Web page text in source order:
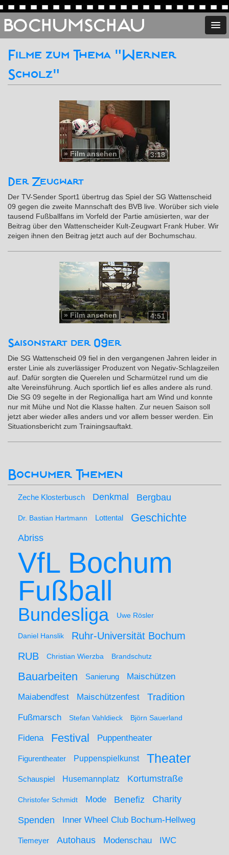
BOCHUMSCHAU
Filme zum Thema "Werner
Scholz"
3:18
» Film ansehen
Der Zeugwart
Der TV-Sender Sport1 übertrug das Spiel der SG Wattenscheid
09 gegen die zweite Mannschaft des BVB live. Worüber sich viele
tausend Fußballfans im Vorfeld der Partie amüsierten, war der
Beitrag über den Wattenscheider Kult-Zeugwart Frank Huber. Wir
zeigen ihnen den Beitrag jetzt auch auf der Bochumschau.
4:51
» Film ansehen
Saisonstart der 09er
Die SG Wattenscheid 09 fiel in den vergangenen Jahren leider in
erster Linie als zuverlässiger Produzent von Negativ-Schlagzeilen
auf. Dafür sorgten die Querelen und Scharmützel rund um die
alte Vereinsführung. Auch sportlich lief es alles andere als rund.
Die SG 09 segelte in der Regionalliga hart am Wind und konnte
nur mit Mühe und Not die Klasse halten. Zur neuen Saison soll
jetzt aber wieder alles anders und vor allem besser werden. Ein
Situationsbericht zum Trainingsauftakt.
Bochumer Themen
Zeche Klosterbusch Denkmal Bergbau
Dr. Bastian Hartmann Lottental Geschichte
Abriss
VfL Bochum
Fußball
Bundesliga Uwe Rösler
Daniel Hanslik
Ruhr-Universität Bochum
RUB
Christian Wierzba Brandschutz
Bauarbeiten Sanierung
Maischützen
Maiabendfest
Maischützenfest Tradition
Fußmarsch Stefan Vahldieck Björn Sauerland
Fidena Festival Puppentheater
Figurentheater Puppenspielkunst Theater
Schauspiel Husemannplatz Kortumstraße
Christofer Schmidt Mode Benefiz Charity
Spenden Inner Wheel Club Bochum-Hellweg
Tiemeyer Autohaus Modenschau IWC